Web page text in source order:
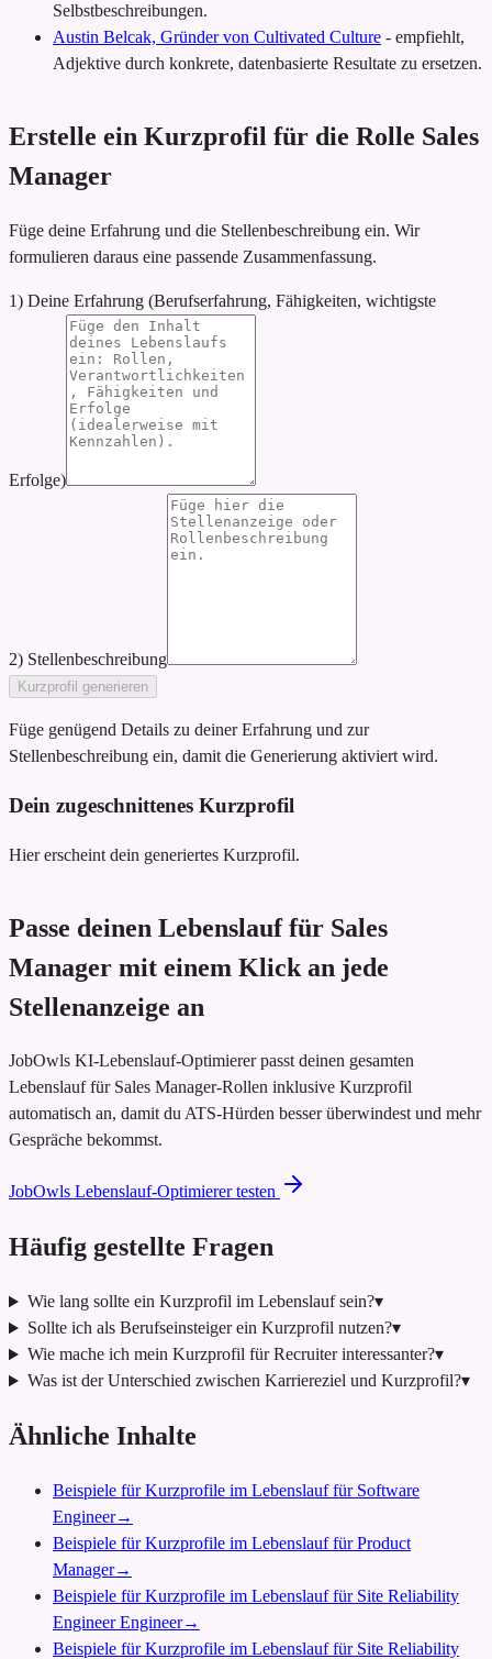
Selbstbeschreibungen.
Austin Belcak, Gründer von Cultivated Culture - empfiehlt,
Adjektive durch konkrete, datenbasierte Resultate zu ersetzen.
Erstelle ein Kurzprofil für die Rolle Sales
Manager
Füge deine Erfahrung und die Stellenbeschreibung ein. Wir
formulieren daraus eine passende Zusammenfassung.
1) Deine Erfahrung (Berufserfahrung, Fähigkeiten, wichtigste
Erfolge)
2) Stellenbeschreibung
Kurzprofil generieren
Füge genügend Details zu deiner Erfahrung und zur
Stellenbeschreibung ein, damit die Generierung aktiviert wird.
Dein zugeschnittenes Kurzprofil
Hier erscheint dein generiertes Kurzprofil.
Passe deinen Lebenslauf für Sales
Manager mit einem Klick an jede
Stellenanzeige an
JobOwls KI-Lebenslauf-Optimierer passt deinen gesamten
Lebenslauf für Sales Manager-Rollen inklusive Kurzprofil
automatisch an, damit du ATS-Hürden besser überwindest und mehr
Gespräche bekommst.
JobOwls Lebenslauf-Optimierer testen
Häufig gestellte Fragen
Wie lang sollte ein Kurzprofil im Lebenslauf sein?▾
Sollte ich als Berufseinsteiger ein Kurzprofil nutzen?▾
Wie mache ich mein Kurzprofil für Recruiter interessanter?▾
Was ist der Unterschied zwischen Karriereziel und Kurzprofil?▾
Ähnliche Inhalte
Beispiele für Kurzprofile im Lebenslauf für Software
Engineer→
Beispiele für Kurzprofile im Lebenslauf für Product
Manager→
Beispiele für Kurzprofile im Lebenslauf für Site Reliability
Engineer Engineer→
Beispiele für Kurzprofile im Lebenslauf für Site Reliability